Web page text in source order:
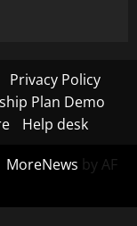
Privacy Policy
Plan Demo
Help desk
MoreNews by AF